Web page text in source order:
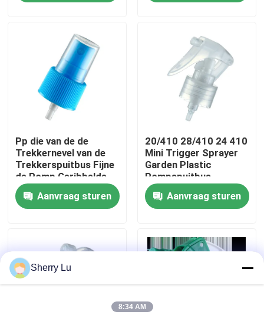
Fabrieksreis
Contacteer ons
Vraag een offerte aan
Kosmetische Fles Zonder lucht
kosmetische lotionfles
Kosmetische Roomkruik
Pp die van de de
Trekkernevel van de
Trekkerspuitbus Fijne
de Pomp Geribbelde
Kraag schuimen
Aanvraag sturen
20/410 28/410 24 410
Mini Trigger Sprayer
Garden Plastic
Pompspuitbus
Aanvraag sturen
Sherry Lu
8:34 AM